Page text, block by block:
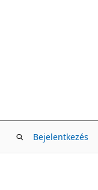
Bejelentkezés